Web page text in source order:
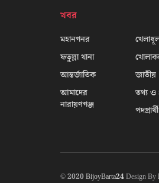
খবর
মহানগনর
ফতুল্লা থানা
আন্তর্জাতিক
আমাদের
নারায়ণগঞ্জ
জাতীয়
তথ্য ও
পদপ্রার্থী
© 2020BijoyBarta24Design By